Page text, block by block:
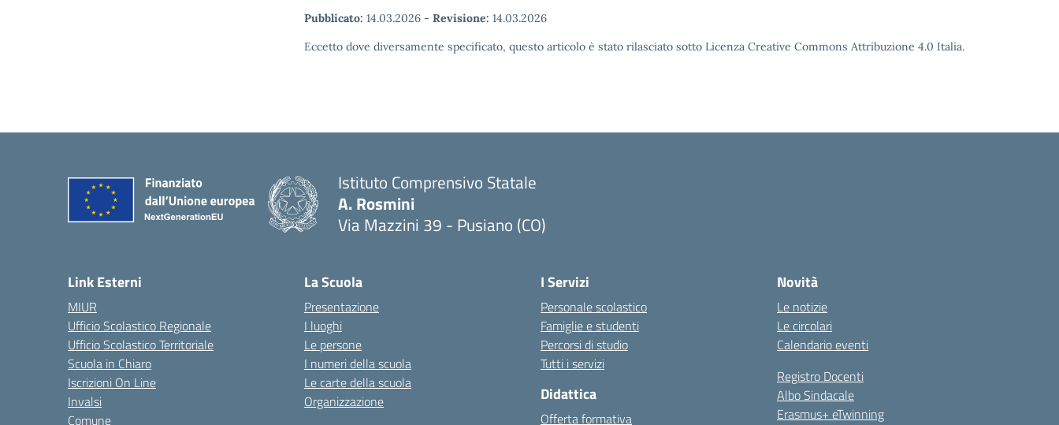
Pubblicato: 14.03.2026 - Revisione: 14.03.2026
Eccetto dove diversamente specificato, questo articolo è stato rilasciato sotto Licenza Creative Commons Attribuzione 4.0 Italia.
Istituto Comprensivo Statale
A. Rosmini
Via Mazzini 39 - Pusiano (CO)
Link Esterni
MIUR
Ufficio Scolastico Regionale
Ufficio Scolastico Territoriale
Scuola in Chiaro
Iscrizioni On Line
Invalsi
Comune
La Scuola
Presentazione
I luoghi
Le persone
I numeri della scuola
Le carte della scuola
Organizzazione
I Servizi
Personale scolastico
Famiglie e studenti
Percorsi di studio
Tutti i servizi
Didattica
Offerta formativa
Novità
Le notizie
Le circolari
Calendario eventi
Registro Docenti
Albo Sindacale
Erasmus+ eTwinning